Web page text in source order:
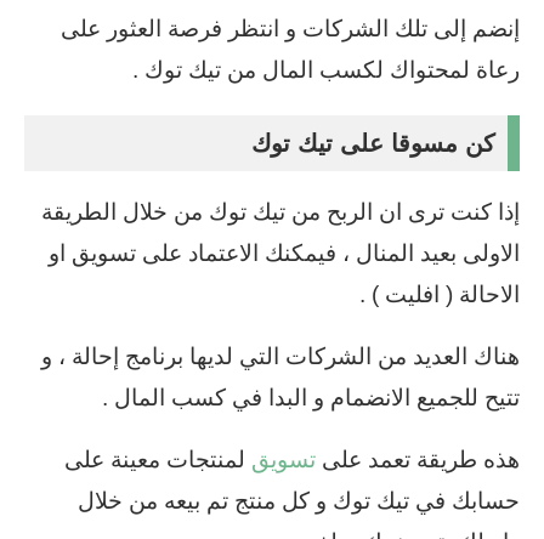
إنضم إلى تلك الشركات و انتظر فرصة العثور على
رعاة لمحتواك لكسب المال من تيك توك .
كن مسوقا على تيك توك
إذا كنت ترى ان الربح من تيك توك من خلال الطريقة
الاولى بعيد المنال ، فيمكنك الاعتماد على تسويق او
الاحالة ( افليت ) .
هناك العديد من الشركات التي لديها برنامج إحالة ، و
تتيح للجميع الانضمام و البدا في كسب المال .
هذه طريقة تعمد على تسويق لمنتجات معينة على
حسابك في تيك توك و كل منتج تم بيعه من خلال